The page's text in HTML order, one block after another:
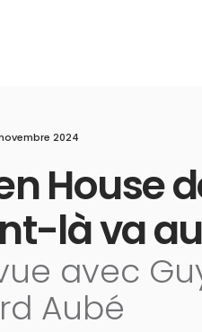
2024
House
là va
avec
Aubé